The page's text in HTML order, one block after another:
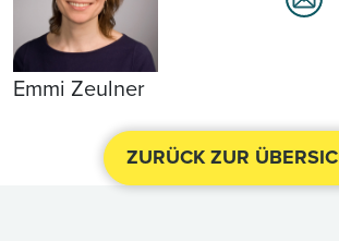
Emmi Zeulner
ZURÜCK ZUR